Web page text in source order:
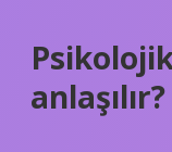
anlaşılır?